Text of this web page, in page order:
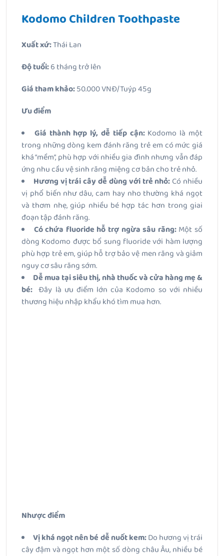
Kodomo Children Toothpaste
Xuất xứ:Thái Lan
Độ tuổi:6 tháng trở lên
Giá tham khảo:50.000 VNĐ/Tuýp 45g
Ưu điểm
Giá thành hợp lý, dễ tiếp cận:Kodomo là một
trong những dòng kem đánh răng trẻ em có mức giá
khá “mềm”, phù hợp với nhiều gia đình nhưng vẫn đáp
ứng nhu cầu vệ sinh răng miệng cơ bản cho trẻ nhỏ.
Hương vị trái cây dễ dùng với trẻ nhỏ: Có nhiều
vị phổ biến như dâu, cam hay nho thường khá ngọt
và thơm nhẹ, giúp nhiều bé hợp tác hơn trong giai
đoạn tập đánh răng.
Có chứa fluoride hỗ trợ ngừa sâu răng:Một số
dòng Kodomo được bổ sung fluoride với hàm lượng
phù hợp trẻ em, giúp hỗ trợ bảo vệ men răng và giảm
nguy cơ sâu răng sớm.
Dễ mua tại siêu thị, nhà thuốc và cửa hàng mẹ &
bé: Đây là ưu điểm lớn của Kodomo so với nhiều
thương hiệu nhập khẩu khó tìm mua hơn.
Nhược điểm
Vị khá ngọt nên bé dễ nuốt kem:Do hương vị trái
cây đậm và ngọt hơn một số dòng châu Âu, nhiều bé